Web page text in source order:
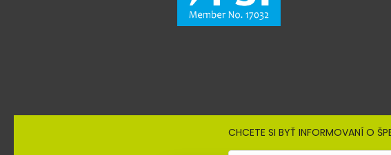
CHCETE SI BYŤ INFORMOVANÍ O